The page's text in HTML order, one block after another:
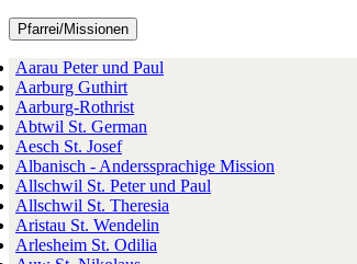
Pfarrei/Missionen
Aarau Peter und Paul
Aarburg Guthirt
Aarburg-Rothrist
Abtwil St. German
Aesch St. Josef
Albanisch - Anderssprachige Mission
Allschwil St. Peter und Paul
Allschwil St. Theresia
Aristau St. Wendelin
Arlesheim St. Odilia